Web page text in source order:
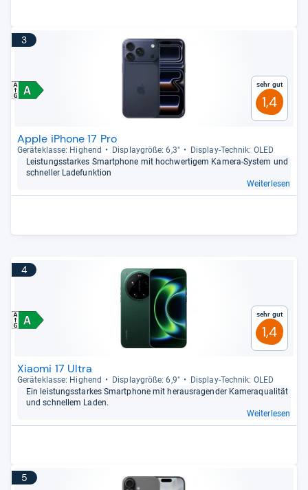
3
Sehr gut
1,4
Apple iPhone 17 Pro
Gerä­te­klasse: Hig­hend Dis­play­größe: 6,3"
Dis­play-​Tech­nik: OLED
Leis­tungs­star­kes Smart­phone mit hoch­wer­ti­gem Kamera-​Sys­tem und
schnel­ler Lade­funk­tion
Weiterlesen
4
Sehr gut
1,4
Xiaomi 17 Ultra
Gerä­te­klasse: Hig­hend Dis­play­größe: 6,9"
Dis­play-​Tech­nik: OLED
Ein leis­tungs­star­kes Smart­phone mit her­aus­ra­gen­der Kame­raqua­li­tät
und schnel­lem Laden.
Weiterlesen
5